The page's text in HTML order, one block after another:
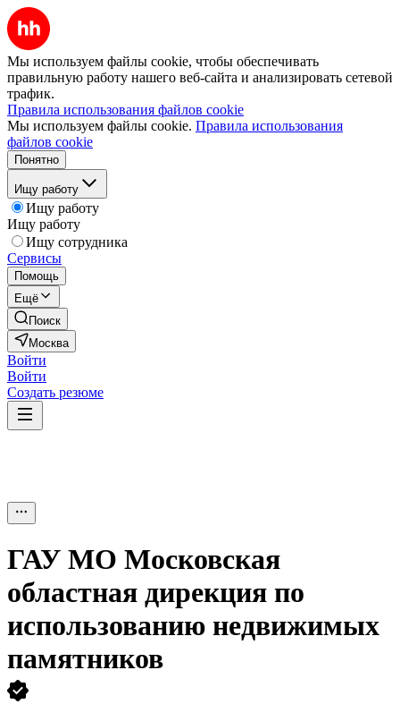
Мы используем файлы cookie, чтобы обеспечивать
правильную работу нашего веб-сайта и анализировать сетевой
трафик.
Правила использования файлов cookie
Мы используем файлы cookie. Правила использования
файлов cookie
Понятно
Ищу работу
Ищу работу
Ищу работу
Ищу сотрудника
Сервисы
Помощь
Ещё
Поиск
Москва
Войти
Войти
Создать резюме
ГАУ МО Московская
областная дирекция по
использованию недвижимых
памятников